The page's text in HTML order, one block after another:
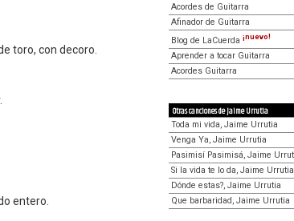
toro, con decoro.
entero.
Acordes de Guitarra
Afinador de Guitarra
Blog de LaCuerda ¡nuevo!
Aprender a tocar Guitarra
Acordes Guitarra
Otras canciones de Jaime Urrutia
Toda mi vida, Jaime Urrutia
Venga Ya, Jaime Urrutia
Pasimisí Pasimisá, Jaime
Si la vida te lo da, Jaime Urrutia
Dónde estas?, Jaime Urrutia
Que barbaridad, Jaime Urrutia